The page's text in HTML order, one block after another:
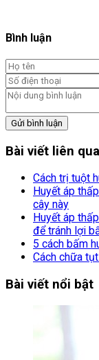
Bình luận
Gửi bình luận
Bài viết liên
Cách trị tuột
Huyết áp
cây này
Huyết áp
để tránh lợi
5 cách bấm
Cách chữa
Bài viết nổi bật